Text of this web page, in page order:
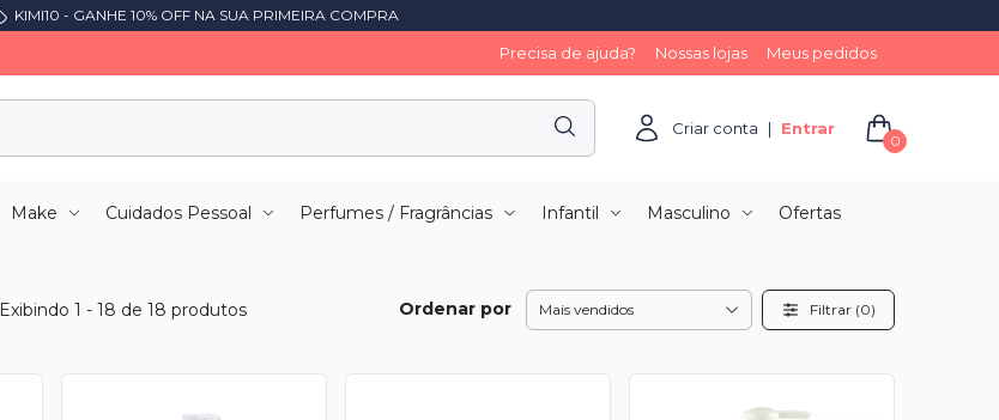
KIMI10 - GANHE 10% OFF NA SUA PRIMEIRA COMPRA
Precisa de ajuda? Nossas lojas Meus pedidos
Criar conta | Entrar
0
Make Cuidados Pessoal Perfumes / Fragrâncias Infantil Masculino Ofertas
Exibindo 1 - 18 de 18 produtos Ordenar por Filtrar (0)